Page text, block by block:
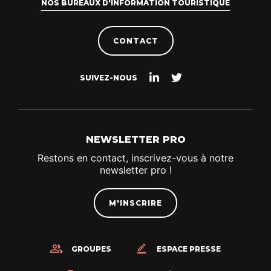
acteurs économiques du
territoire, la Communauté
d’Agglomération Royan
Atlantique propose un
mardi 16 juin 2026 […]
NOS BUREAUX D'INFORMATION TOURISTIQUE
CONTACT
SUIVEZ-NOUS
Suivez-Suivez-
NEWSLETTER PRO
Restons en contact, inscrivez-vous à notre
newsletter pro !
M'INSCRIRE
GROUPES ESPACE PRESSE